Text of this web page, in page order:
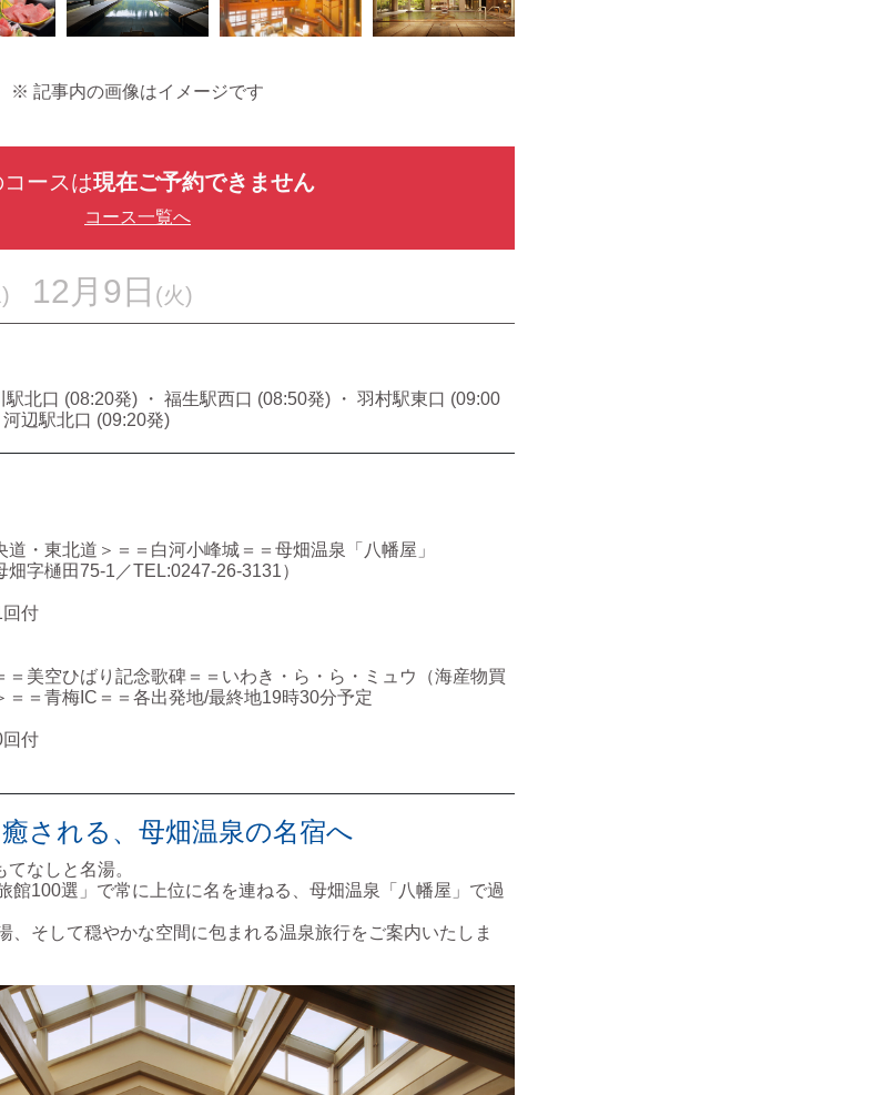
※ 記事内の画像はイメージです
コースは現在ご予約できません
コース一覧へ
12月9日 (火)
北口 (08:20発) ・ 福生駅西口 (08:50発) ・ 羽村駅東口 (09:00
辺駅北口 (09:20発)
・東北道＞＝＝白河小峰城＝＝母畑温泉「八幡屋」
字樋田75-1／TEL:0247-26-3131）
付
＝美空ひばり記念歌碑＝＝いわき・ら・ら・ミュウ（海産物買
＝＝青梅IC＝＝各出発地/最終地19時30分予定
付
される、母畑温泉の名宿へ
なしと名湯。
館100選」で常に上位に名を連ねる、母畑温泉「八幡屋」で過
、そして穏やかな空間に包まれる温泉旅行をご案内いたしま